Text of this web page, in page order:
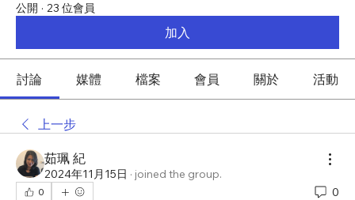
公開 · 23 位會員
加入
討論 媒體 檔案 會員 關於 活動
上一步
茹珮 紀
2024年11月15日 · joined the group.
0 0